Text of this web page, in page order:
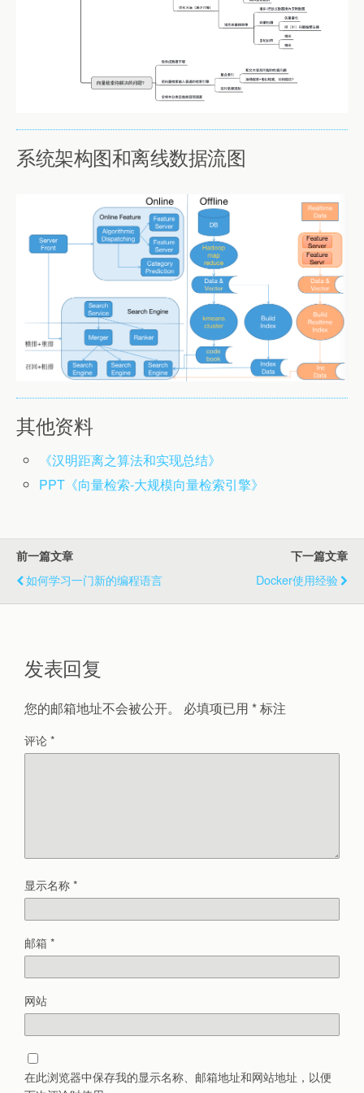
系统架构图和离线数据流图
其他资料
《汉明距离之算法和实现总结》
PPT《向量检索-大规模向量检索引擎》
前一篇文章
如何学习一门新的编程语言
下一篇文章
Docker使用经验
发表回复
您的邮箱地址不会被公开。 必填项已用 *标注
评论*
显示名称*
邮箱 *
网站
在此浏览器中保存我的显示名称、邮箱地址和网站地址，以便